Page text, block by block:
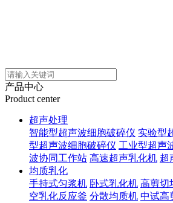
产品中心
Product center
超声处理
智能型超声波细胞破碎仪 实验型
型超声波细胞破碎仪 工业型超声
波协同工作站 高速超声乳化机 超
均质乳化
手持式匀浆机 卧式乳化机 高剪切
空乳化反应釜 分散均质机 中试高